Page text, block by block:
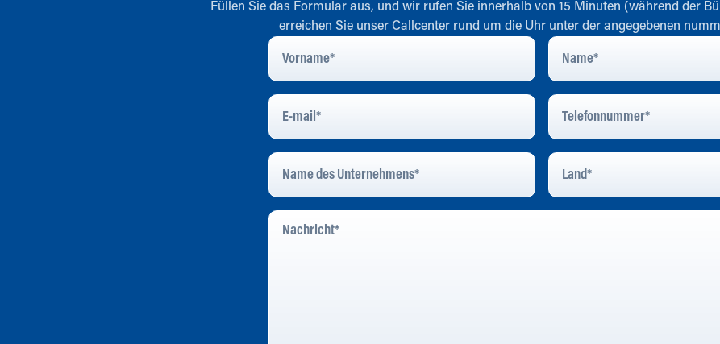
Füllen Sie das Formular aus, und wir rufen Sie innerhalb von 15 Minuten (während der
erreichen Sie unser Callcenter rund um die Uhr unter der angegebenen
Vorname Name
E-
Mail*
Telefonnummer
Name
Des
Unternehmens
Land
Nachricht